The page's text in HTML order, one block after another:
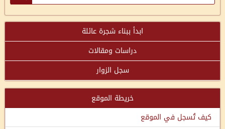
ابدأ ببناء شجرة عائلة
دراسات ومقالات
سجل الزوار
خريطة الموقع
كيف تُسجل في الموقع